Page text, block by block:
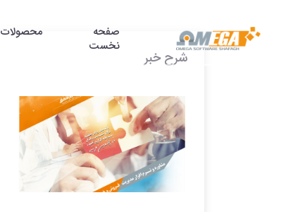
صفحه
نخست
محصولات
شرح خبر